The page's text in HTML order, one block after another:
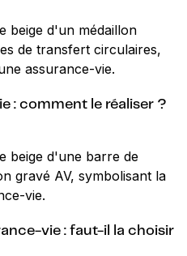
: comment le réaliser ?
vie : faut-il la choisir